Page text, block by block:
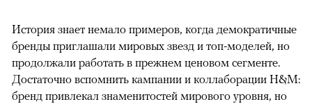
История знает немало примеров, когда демократичные
бренды приглашали мировых звезд и топ-моделей, но
продолжали работать в прежнем ценовом сегменте.
Достаточно вспомнить кампании и коллаборации H&M:
бренд привлекал знаменитостей мирового уровня, но